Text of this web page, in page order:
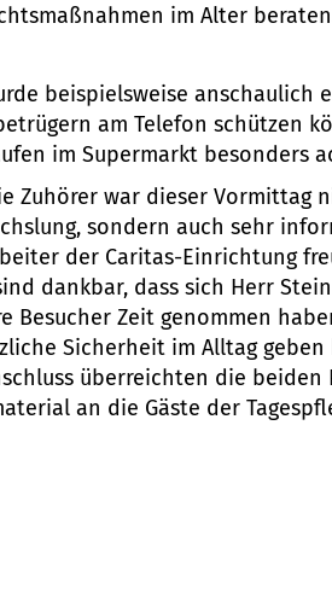
im Alter
beispielsweise anschaulich
am Telefon schützen
im Supermarkt besonders
Zuhörer war dieser Vormittag
sondern auch sehr
der Caritas-Einrichtung
dankbar, dass sich Herr
Besucher Zeit genommen
Sicherheit im Alltag geben
überreichten die
an die Gäste der